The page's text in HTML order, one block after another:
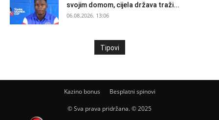
svojim domom, cijela država traži...
06.08.2026. 13:06
Tipovi
Kazino bonus Besplatni spinovi
© Sva prava pridržana. © 2025